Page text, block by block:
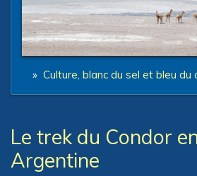
» Culture, blanc du sel et bleu du
Le trek du Condor
Argentine